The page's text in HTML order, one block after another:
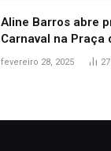
Aline Barros abre
Carnaval na Praça
nesta sexta-feira,
fevereiro 28, 2025 27